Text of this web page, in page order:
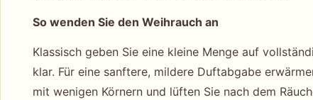
So wenden Sie den Weihrauch an
Klassisch geben Sie eine kleine Menge auf
klar. Für eine sanftere, mildere Duftabgabe
mit wenigen Körnern und lüften Sie nach dem